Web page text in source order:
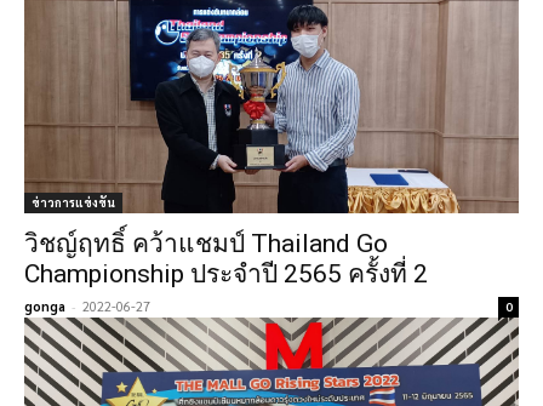
ข่าวการแข่งขัน
วิชญ์ฤทธิ์ คว้าแชมป์ Thailand Go
Championship ประจำปี 2565 ครั้งที่ 2
gonga - 2022-06-27 0